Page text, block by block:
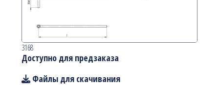
3168
Доступно для предзаказа
Файлы для скачивания